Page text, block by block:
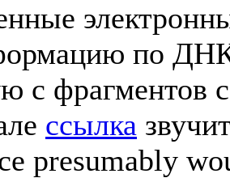
по
с фрагментов
ссылка
presumably